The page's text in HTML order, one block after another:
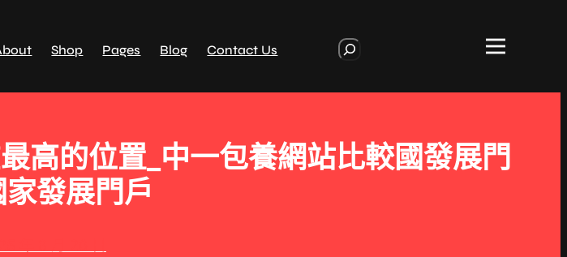
Shop Pages Blog Contact Us
r
高的位置_中一包養網站比較國發展門
發展門戶